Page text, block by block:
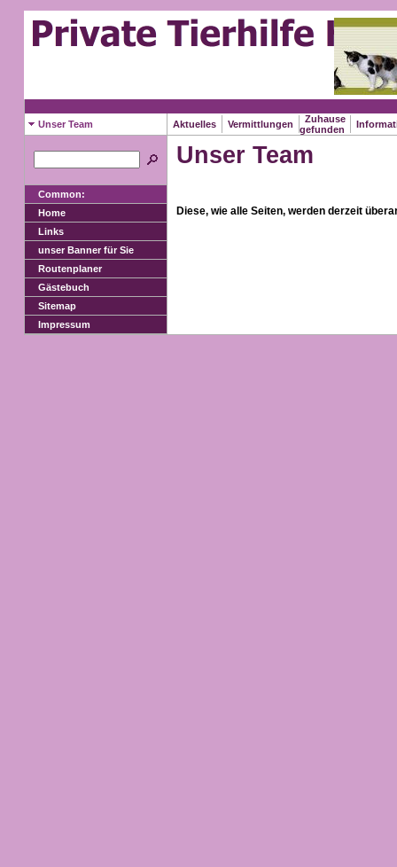
Unser Team Aktuelles Vermittlungen Zuhause
gefunden
Common:
Home
Links
unser Banner für Sie
Routenplaner
Gästebuch
Sitemap
Impressum
Unser Team
Diese, wie alle Seiten, werden derzeit